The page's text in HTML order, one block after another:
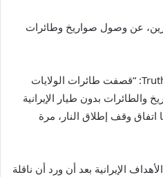
عن وصول صواريخ وطائرات
وكتب ترامب على موقع Truth Social: “قصفت طائرات الولايات
والطائرات بدون طيار الإيرانية
اتفاق وقف إطلاق النار، مرة
الإيرانية بعد أن ورد أن ناقلة